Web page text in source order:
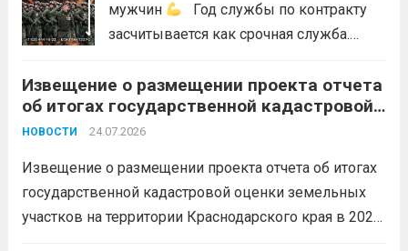
мужчин
Год службы по контракту
засчитывается как срочная служба.
невозможен без вашего согласия,
увольнение по окончании срока
гарантировано. Регион предоставляет
бойцам множество мер поддержки:
3,4 млн рублей единовременно;...
Извещение о размещении проекта отчета
об итогах государственной кадастровой
оценки земельных участков на
году
НОВОСТИ 24.07.2026
Извещение о размещении проекта отчета об итогах
государственной кадастровой оценки земельных
участков на территории Краснодарского края в 2026